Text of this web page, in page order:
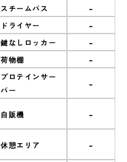
スチームバス -
ドライヤー -
鍵なしロッカー -
荷物棚 -
プロテインサー
バー
-
自販機 -
休憩エリア -